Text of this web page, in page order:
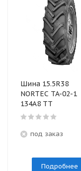
Шина 15.5R38
NORTEC TA-02-1
134А8 ТТ
под заказ
Подробнее